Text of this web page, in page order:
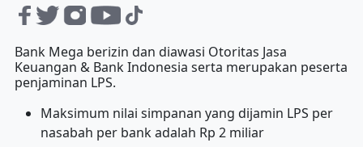
Bank Mega berizin dan diawasi Otoritas Jasa
Keuangan & Bank Indonesia serta merupakan peserta
penjaminan LPS.
Maksimum nilai simpanan yang dijamin LPS per
nasabah per bank adalah Rp 2 miliar